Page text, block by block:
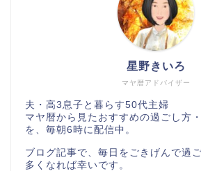
マヤ暦アドバイザー
星野きいろ
夫・高3息子と暮らす50代主婦
マヤ暦から見たおすすめの過ごし方
を、毎朝6時に配信中。
ブログ記事で、毎日をごきげんで過
多くなれば幸いです。